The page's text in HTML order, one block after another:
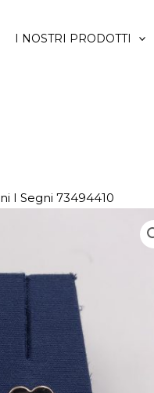
I NOSTRI PRODOTTI
I Segni 73494410